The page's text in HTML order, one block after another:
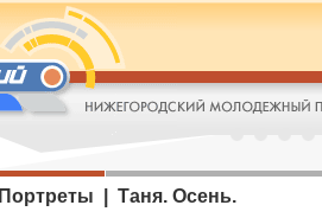
Портреты | Таня. Осень.